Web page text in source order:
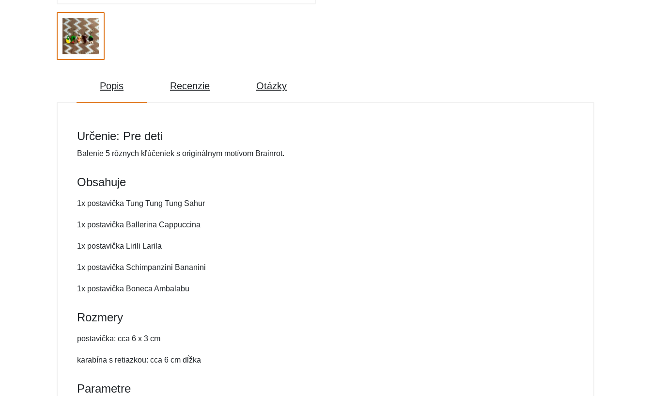
Popis Recenzie Otázky
Určenie: Pre deti
Balenie 5 rôznych kľúčeniek s originálnym motívom Brainrot.
Obsahuje
1x postavička Tung Tung Tung Sahur
1x postavička Ballerina Cappuccina
1x postavička Lirili Larila
1x postavička Schimpanzini Bananini
1x postavička Boneca Ambalabu
Rozmery
postavička: cca 6 x 3 cm
karabína s retiazkou: cca 6 cm dĺžka
Parametre